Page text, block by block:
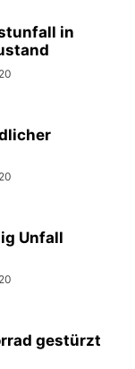
in
Unfall
gestürzt